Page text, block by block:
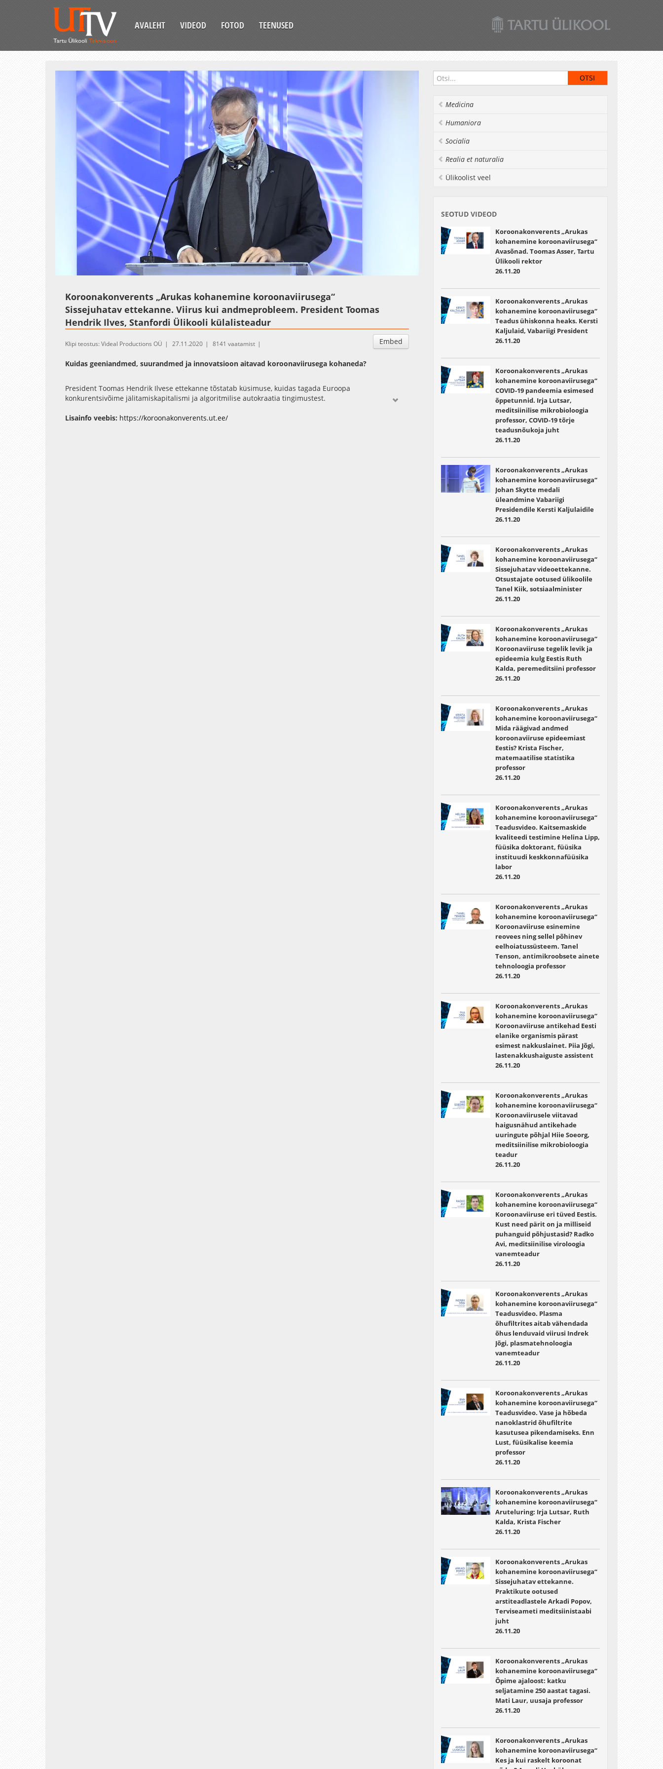
AVALEHT VIDEOD FOTOD TEENUSED
3.69%
EsituskiirusedSubtitles
Koroonakonverents „Arukas kohanemine koroonaviirusega“
Sissejuhatav ettekanne. Viirus kui andmeprobleem. President Toomas
Hendrik Ilves, Stanfordi Ülikooli külalisteadur
Embed
Klipi teostus: Videal Productions OÜ 27.11.2020 8141 vaatamist
Kuidas geeniandmed, suurandmed ja innovatsioon aitavad koroonaviirusega kohaneda?
President Toomas Hendrik Ilvese ettekanne tõstatab küsimuse, kuidas tagada Euroopa
konkurentsivõime jälitamiskapitalismi ja algoritmilise autokraatia tingimustest.
Lisainfo veebis: https://koroonakonverents.ut.ee/
Medicina
Humaniora
Socialia
Realia et naturalia
Ülikoolist veel
SEOTUD VIDEOD
Koroonakonverents „Arukas
kohanemine koroonaviirusega“
Avasõnad. Toomas Asser, Tartu
Ülikooli rektor
26.11.20
Koroonakonverents „Arukas
kohanemine koroonaviirusega“
Teadus ühiskonna heaks. Kersti
Kaljulaid, Vabariigi President
26.11.20
Koroonakonverents „Arukas
kohanemine koroonaviirusega“
COVID-19 pandeemia esimesed
õppetunnid. Irja Lutsar,
meditsiinilise mikrobioloogia
professor, COVID-19 tõrje
teadusnõukoja juht
26.11.20
Koroonakonverents „Arukas
kohanemine koroonaviirusega“
Johan Skytte medali
üleandmine Vabariigi
Presidendile Kersti Kaljulaidile
26.11.20
Koroonakonverents „Arukas
kohanemine koroonaviirusega“
Sissejuhatav videoettekanne.
Otsustajate ootused ülikoolile
Tanel Kiik, sotsiaalminister
26.11.20
Koroonakonverents „Arukas
kohanemine koroonaviirusega“
Koroonaviiruse tegelik levik ja
epideemia kulg Eestis Ruth
Kalda, peremeditsiini professor
26.11.20
Koroonakonverents „Arukas
kohanemine koroonaviirusega“
Mida räägivad andmed
koroonaviiruse epideemiast
Eestis? Krista Fischer,
matemaatilise statistika
professor
26.11.20
Koroonakonverents „Arukas
kohanemine koroonaviirusega“
Teadusvideo. Kaitsemaskide
kvaliteedi testimine Helina Lipp,
füüsika doktorant, füüsika
instituudi keskkonnafüüsika
labor
26.11.20
Koroonakonverents „Arukas
kohanemine koroonaviirusega“
Koroonaviiruse esinemine
reovees ning sellel põhinev
eelhoiatussüsteem. Tanel
Tenson, antimikroobsete ainete
tehnoloogia professor
26.11.20
Koroonakonverents „Arukas
kohanemine koroonaviirusega“
Koroonaviiruse antikehad Eesti
elanike organismis pärast
esimest nakkuslainet. Piia Jõgi,
lastenakkushaiguste assistent
26.11.20
Koroonakonverents „Arukas
kohanemine koroonaviirusega“
Koroonaviirusele viitavad
haigusnähud antikehade
uuringute põhjal Hiie Soeorg,
meditsiinilise mikrobioloogia
teadur
26.11.20
Koroonakonverents „Arukas
kohanemine koroonaviirusega“
Koroonaviiruse eri tüved Eestis.
Kust need pärit on ja milliseid
puhanguid põhjustasid? Radko
Avi, meditsiinilise viroloogia
vanemteadur
26.11.20
Koroonakonverents „Arukas
kohanemine koroonaviirusega“
Teadusvideo. Plasma
õhufiltrites aitab vähendada
õhus lenduvaid viirusi Indrek
Jõgi, plasmatehnoloogia
vanemteadur
26.11.20
Koroonakonverents „Arukas
kohanemine koroonaviirusega“
Teadusvideo. Vase ja hõbeda
nanoklastrid õhufiltrite
kasutusea pikendamiseks. Enn
Lust, füüsikalise keemia
professor
26.11.20
Koroonakonverents „Arukas
kohanemine koroonaviirusega“
Aruteluring: Irja Lutsar, Ruth
Kalda, Krista Fischer
26.11.20
Koroonakonverents „Arukas
kohanemine koroonaviirusega“
Sissejuhatav ettekanne.
Praktikute ootused
arstiteadlastele Arkadi Popov,
Terviseameti meditsiinistaabi
juht
26.11.20
Koroonakonverents „Arukas
kohanemine koroonaviirusega“
Õpime ajaloost: katku
seljatamine 250 aastat tagasi.
Mati Laur, uusaja professor
26.11.20
Koroonakonverents „Arukas
kohanemine koroonaviirusega“
Kes ja kui raskelt koroonat